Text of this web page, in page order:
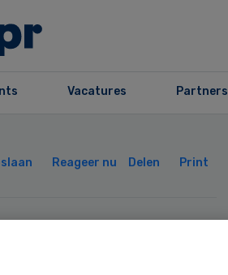
Vacatures Partners
Reageer nu Delen Print